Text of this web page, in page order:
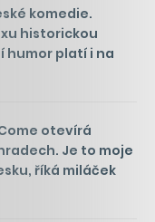
komedie.
historickou
humor platí i na
otevírá
Je to moje
říká miláček